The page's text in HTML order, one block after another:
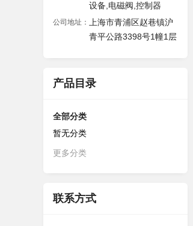
设备,电磁阀,控制器
公司地址：
上海市青浦区赵巷镇沪
青平公路3398号1幢1层
产品目录
全部分类
暂无分类
更多分类
联系方式